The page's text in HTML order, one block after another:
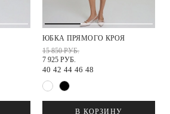
ЮБКА ПРЯМОГО КРОЯ
15 850 РУБ.
7 925 РУБ.
40 42 44 46 48
В КОРЗИНУ